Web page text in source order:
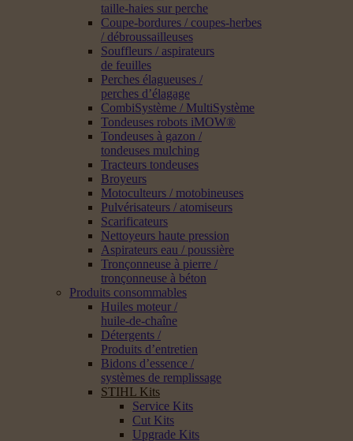
taille-haies sur perche
Coupe-bordures / coupes-herbes
/ débroussailleuses
Souffleurs / aspirateurs
de feuilles
Perches élagueuses /
perches d’élagage
CombiSystème / MultiSystème
Tondeuses robots iMOW®
Tondeuses à gazon /
tondeuses mulching
Tracteurs tondeuses
Broyeurs
Motoculteurs / motobineuses
Pulvérisateurs / atomiseurs
Scarificateurs
Nettoyeurs haute pression
Aspirateurs eau / poussière
Tronçonneuse à pierre /
tronçonneuse à béton
Produits consommables
Huiles moteur /
huile-de-chaîne
Détergents /
Produits d’entretien
Bidons d’essence /
systèmes de remplissage
STIHL Kits
Service Kits
Cut Kits
Upgrade Kits